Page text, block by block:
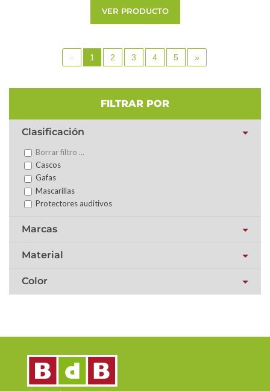
VER PRODUCTO
« 1 2 3 4 5 »
FILTRAR POR
Clasificación
Borrar filtro ...
Cascos
Gafas
Mascarillas
Protectores auditivos
Marcas
Material
Color